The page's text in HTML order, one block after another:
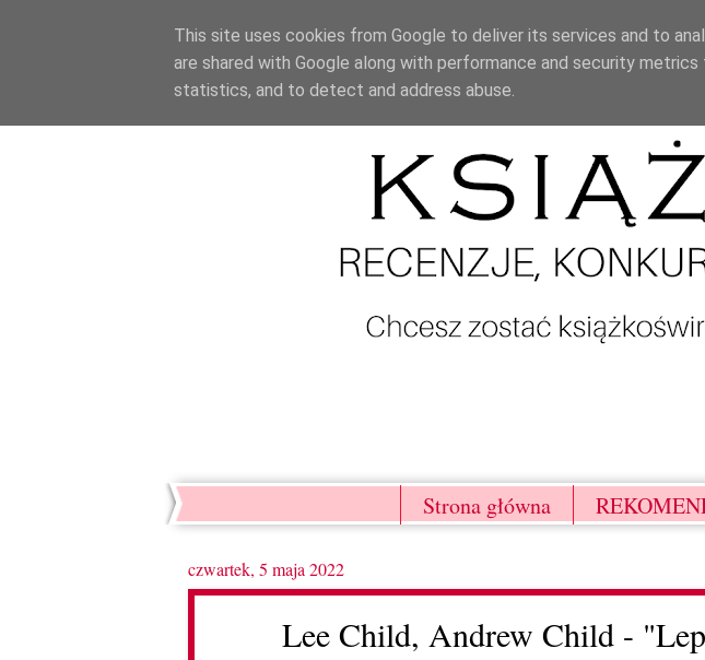
Strona główna
czwartek, 5 maja 2022
Lee Child, Andrew Child -
This site uses cookies from Google to deliver its services and to
are shared with Google along with performance and security
statistics, and to detect and address abuse.